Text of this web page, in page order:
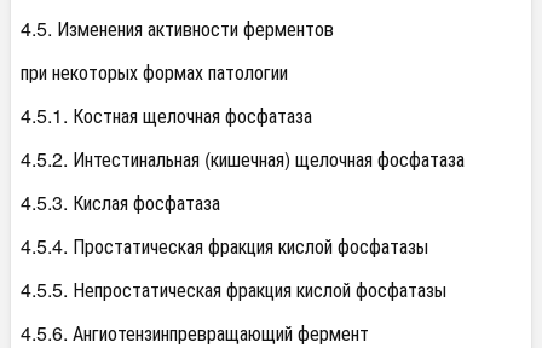
4.5. Изменения активности ферментов
при некоторых формах патологии
4.5.1. Костная щелочная фосфатаза
4.5.2. Интестинальная (кишечная) щелочная фосфатаза
4.5.3. Кислая фосфатаза
4.5.4. Простатическая фракция кислой фосфатазы
4.5.5. Непростатическая фракция кислой фосфатазы
4.5.6. Ангиотензинпревращающий фермент